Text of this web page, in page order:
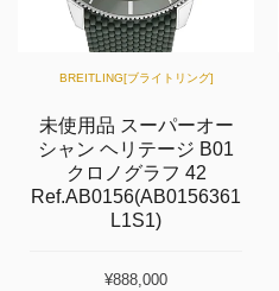
BREITLING[ブライトリング]
未使用品 スーパーオー
シャン ヘリテージ B01
クロノグラフ 42
Ref.AB0156(AB0156361
L1S1)
¥888,000